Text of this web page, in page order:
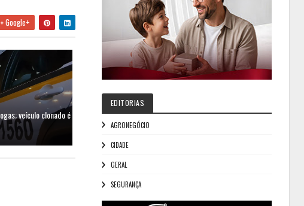
Google+
veículo clonado é
EDITORIAS
AGRONEGÓCIO
CIDADE
GERAL
SEGURANÇA